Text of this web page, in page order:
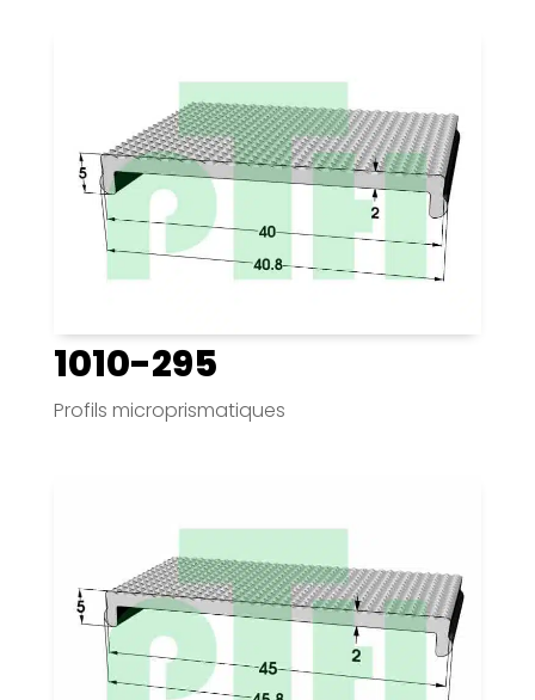
1010-295
Profils microprismatiques